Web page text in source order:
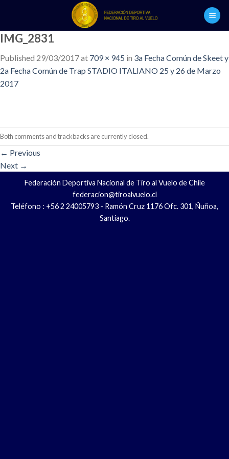
content
IMG_2831
Published 29/03/2017at 709 × 945 in 3a Fecha Común de Skeet y
2a Fecha Común de Trap STADIO ITALIANO 25 y 26 de Marzo
2017
Both comments and trackbacks are currently closed.
← Previous
Next →
Federación Deportiva Nacional de Tiro al Vuelo de Chile
federacion@tiroalvuelo.cl
Teléfono : +56 2 24005793 - Ramón Cruz 1176 Ofc. 301, Ñuñoa,
Santiago.